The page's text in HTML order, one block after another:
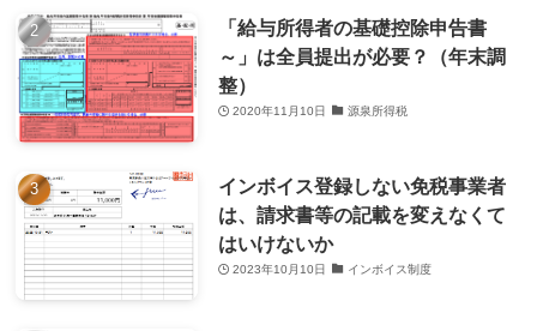
「給与所得者の基礎控除申告書
～」は全員提出が必要？（年末調
整）
2020年11月10日 源泉所得税
インボイス登録しない免税事業者
は、請求書等の記載を変えなくて
はいけないか
2023年10月10日 インボイス制度